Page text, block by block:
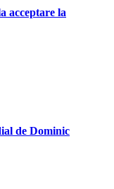
acceptare la
de Dominic